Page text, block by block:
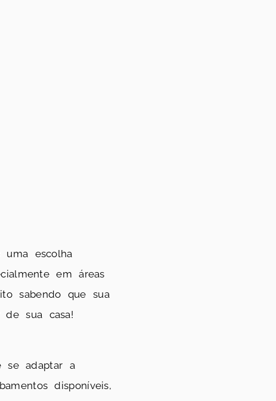
uma escolha
em áreas
sabendo que sua
sua casa!
se adaptar a
disponíveis,